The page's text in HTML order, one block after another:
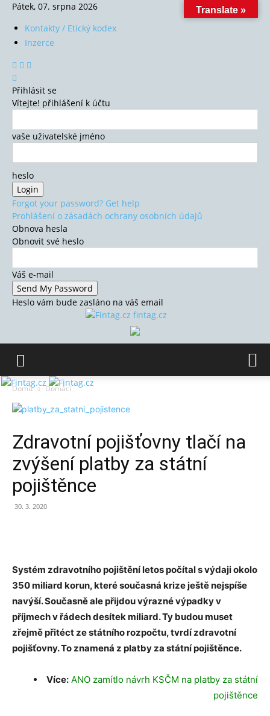
Pátek, 07. srpna 2026
Kontakty / Etický kodex
Inzerce
Přihlásit se
Vítejte! přihlášení k účtu
vaše uživatelské jméno
heslo
Forgot your password? Get help
Prohlášení o zásadách ochrany osobních údajů
Obnova hesla
Obnovit své heslo
Váš e-mail
Heslo vám bude zasláno na váš email
fintag.cz
Domů Domácí
Zdravotní pojišťovny tlačí na
zvýšení platby za státní
pojištěnce
30. 3. 2020
Systém zdravotního pojištění letos počítal s výdaji okolo
350 miliard korun, které současná krize ještě nejspíše
navýší. Současně ale přijdou výrazné výpadky v
příjmech v řádech desítek miliard. Ty budou muset
zřejmě přitéct ze státního rozpočtu, tvrdí zdravotní
pojišťovny. To znamená z platby za státní pojištěnce.
Více: ANO zamítlo návrh KSČM na platby za státní
pojištěnce
Translate »